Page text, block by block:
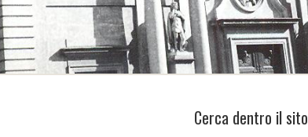
Cerca dentro il sito